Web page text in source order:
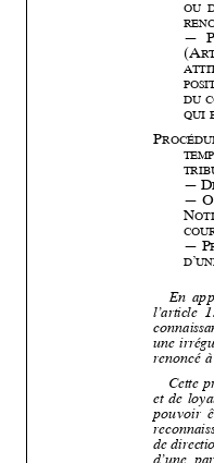

 






 
 
 



 